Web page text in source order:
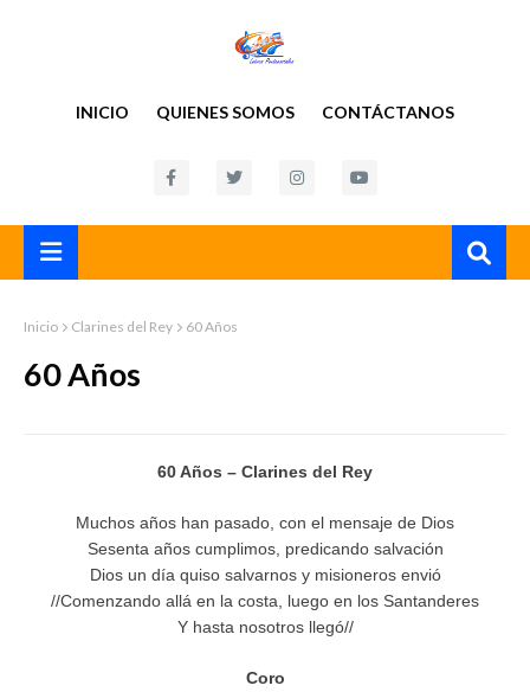
INICIO QUIENES SOMOS CONTÁCTANOS
Inicio Clarines del Rey 60 Años
60 Años
60 Años – Clarines del Rey
Muchos años han pasado, con el mensaje de Dios
Sesenta años cumplimos, predicando salvación
Dios un día quiso salvarnos y misioneros envió
//Comenzando allá en la costa, luego en los Santanderes
Y hasta nosotros llegó//
Coro